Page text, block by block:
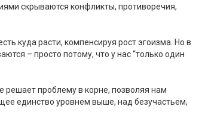
скрываются конфликты, противоречия,
куда расти, компенсируя рост эгоизма. Но в
– просто потому, что у нас “только один
решает проблему в корне, позволяя нам
единство уровнем выше, над безучастьем,